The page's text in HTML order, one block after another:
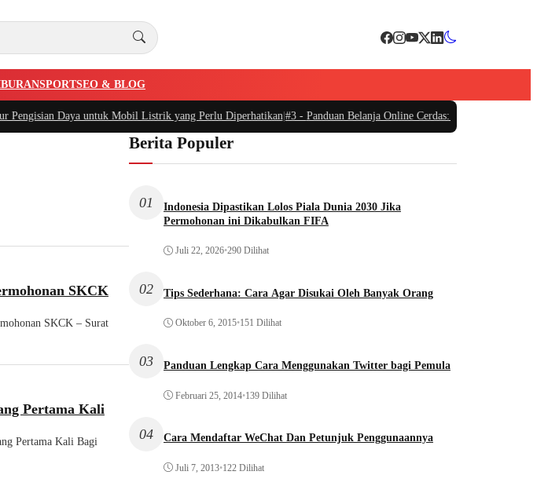
SPORTSEO & BLOG
Daya untuk Mobil Listrik yang Perlu Diperhatikan|#3 -Panduan Belanja Online Cerdas: Pilih Produk
SKCK
SKCK – Surat
Pertama Kali
Pertama Kali Bagi
Berita Populer
01
Indonesia Dipastikan Lolos Piala Dunia 2030 Jika
Permohonan ini Dikabulkan FIFA
Juli 22, 2026•290 Dilihat
02 Tips Sederhana: Cara Agar Disukai Oleh Banyak Orang
Oktober 6, 2015•151 Dilihat
03 Panduan Lengkap Cara Menggunakan Twitter bagi Pemula
Februari 25, 2014•139 Dilihat
04 Cara Mendaftar WeChat Dan Petunjuk Penggunaannya
Juli 7, 2013•122 Dilihat